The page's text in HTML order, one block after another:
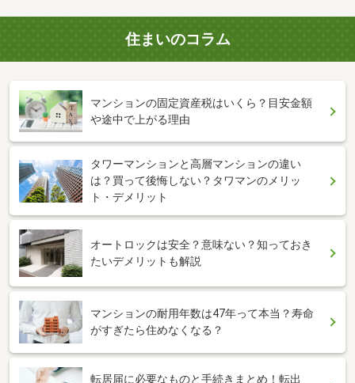
住まいのコラム
マンションの固定資産税はいくら？目安金額
や途中で上がる理由
タワーマンションと高層マンションの違い
は？買って後悔しない？タワマンのメリッ
ト・デメリット
オートロックは安全？意味ない？知っておき
たいデメリットも解説
マンションの耐用年数は47年って本当？寿命
がすぎたら住めなくなる？
転居届に必要なものと手続きまとめ！転出